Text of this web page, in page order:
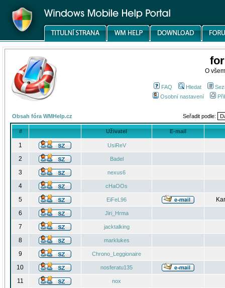
O
FAQ Hledat
Osobní nastavení
Obsah fóra WMHelp.cz Seřadit podle:
# Uživatel E-mail
1 UsiReV
2 Badel
3 nexus6
4 cHaOOs
5 EiFeL96
6
Jiri_Hrma
7 jacktalking
8 marklukes
9 Chrono_Leggionaire
10 nosferatu135
11 nox